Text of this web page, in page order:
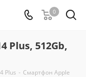
0
Plus, 512Gb,
Plus - Смартфон Apple